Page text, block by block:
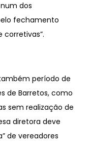
dos
fechamento
corretivas”.
período de
de Barretos, como
sem realização de
diretora deve
de vereadores